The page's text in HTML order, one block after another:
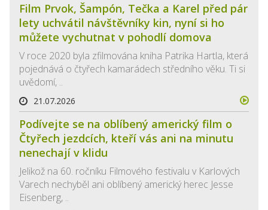
Film Prvok, Šampón, Tečka a Karel před pár
lety uchvátil návštěvníky kin, nyní si ho
můžete vychutnat v pohodlí domova
V roce 2020 byla zfilmována kniha Patrika Hartla, která
pojednává o čtyřech kamarádech středního věku. Ti si
uvědomí, ..
21.07.2026
Podívejte se na oblíbený americký film o
Čtyřech jezdcích, kteří vás ani na minutu
nenechají v klidu
Jelikož na 60. ročníku Filmového festivalu v Karlových
Varech nechyběl ani oblíbený americký herec Jesse
Eisenberg, ..